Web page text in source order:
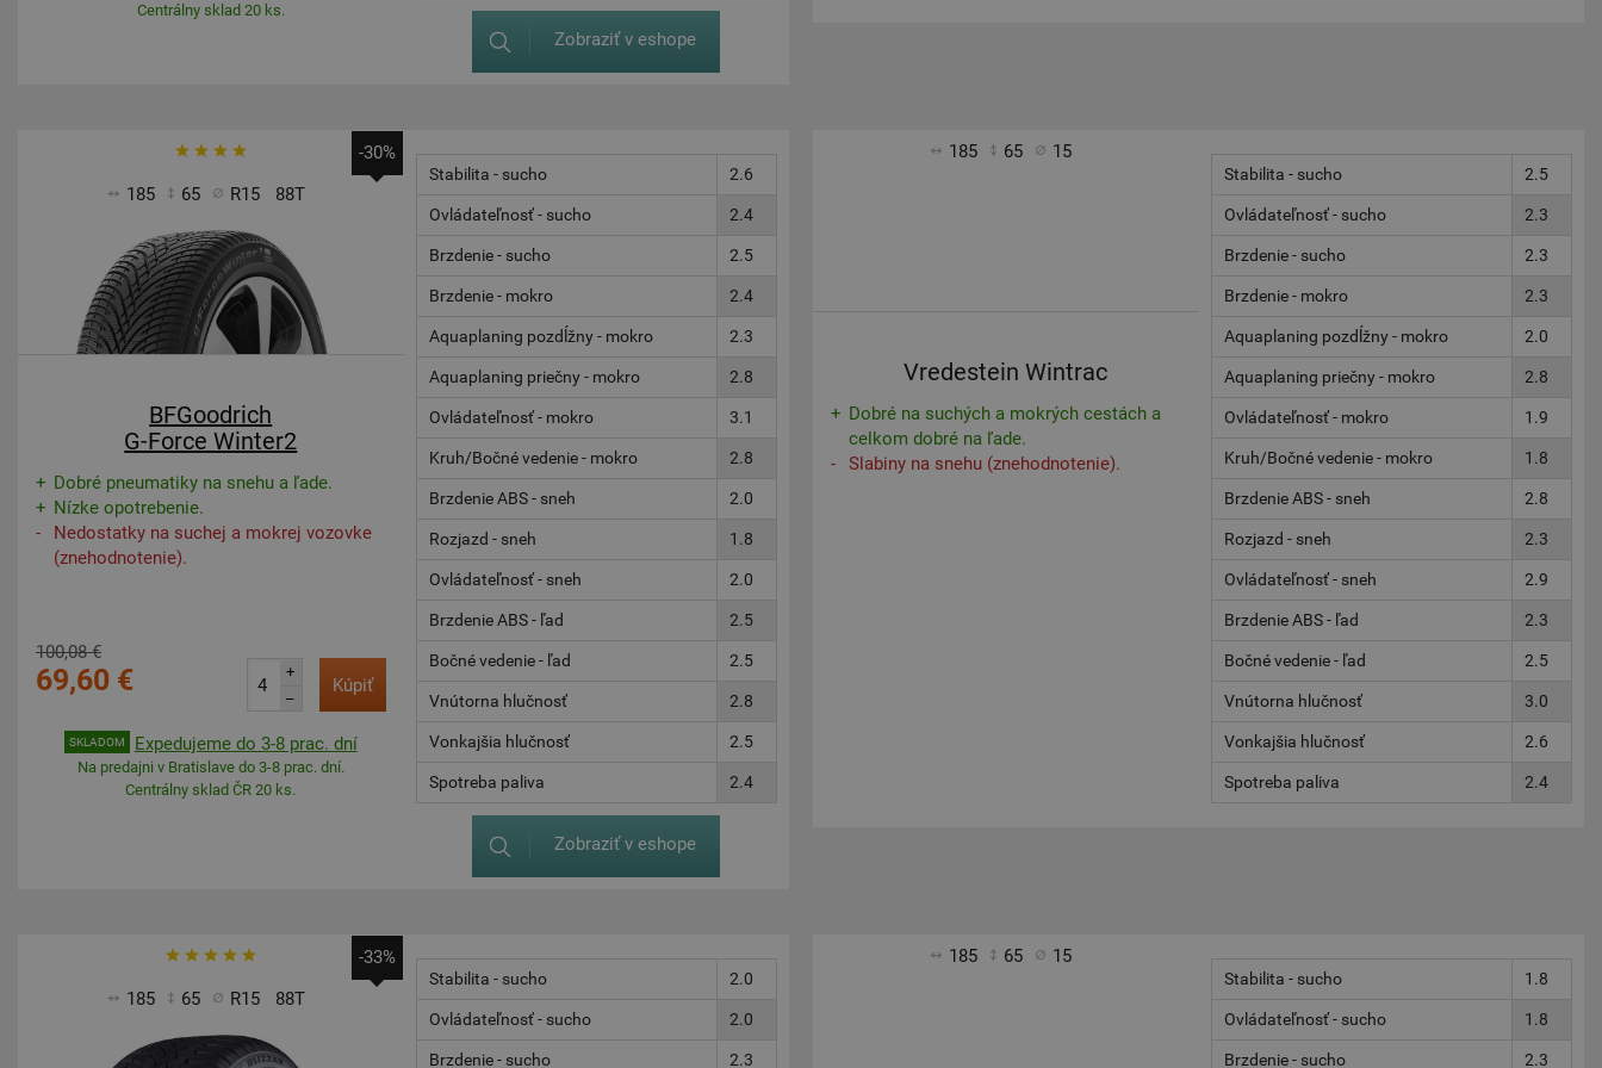
Centrálny sklad 20 ks.
Zobraziť v eshope
185 65 R15 88T
-30%
BFGoodrich
G-Force Winter2
Dobré pneumatiky na snehu a ľade.
Nízke opotrebenie.
Nedostatky na suchej a mokrej vozovke
(znehodnotenie).
100,08 €
69,60 €
+
–
Kúpiť
SKLADOM Expedujeme do 3-8 prac. dní
Na predajni v Bratislave do 3-8 prac. dní.
Centrálny sklad ČR 20 ks.
Stabilita - sucho 2.6
Ovládateľnosť - sucho 2.4
Brzdenie - sucho 2.5
Brzdenie - mokro 2.4
Aquaplaning pozdĺžny - mokro 2.3
Aquaplaning priečny - mokro 2.8
Ovládateľnosť - mokro 3.1
Kruh/Bočné vedenie - mokro 2.8
Brzdenie ABS - sneh 2.0
Rozjazd - sneh 1.8
Ovládateľnosť - sneh 2.0
Brzdenie ABS - ľad 2.5
Bočné vedenie - ľad 2.5
Vnútorna hlučnosť 2.8
Vonkajšia hlučnosť 2.5
Spotreba paliva 2.4
Zobraziť v eshope
185 65 15
Vredestein Wintrac
Dobré na suchých a mokrých cestách a
celkom dobré na ľade.
Slabiny na snehu (znehodnotenie).
Stabilita - sucho 2.5
Ovládateľnosť - sucho 2.3
Brzdenie - sucho 2.3
Brzdenie - mokro 2.3
Aquaplaning pozdĺžny - mokro 2.0
Aquaplaning priečny - mokro 2.8
Ovládateľnosť - mokro 1.9
Kruh/Bočné vedenie - mokro 1.8
Brzdenie ABS - sneh 2.8
Rozjazd - sneh 2.3
Ovládateľnosť - sneh 2.9
Brzdenie ABS - ľad 2.3
Bočné vedenie - ľad 2.5
Vnútorna hlučnosť 3.0
Vonkajšia hlučnosť 2.6
Spotreba paliva 2.4
185 65 R15 88T
-33%
Stabilita - sucho 2.0
Ovládateľnosť - sucho 2.0
Brzdenie - sucho 2.3
185 65 15
Stabilita - sucho 1.8
Ovládateľnosť - sucho 1.8
Brzdenie - sucho 2.3